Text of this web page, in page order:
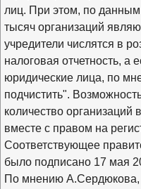
лиц. При этом, по
тысяч организаций
учредители числятся в
налоговая отчетность, а
юридические лица, по
подчистить".
количество
вместе с правом на
Соответствующее
было подписано 17 мая
По мнению А.Сердюкова,